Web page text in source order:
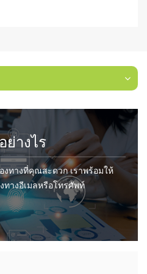
างไร
ทางที่คุณสะดวก เราพร้อมให้
างอีเมลหรือโทรศัพท์